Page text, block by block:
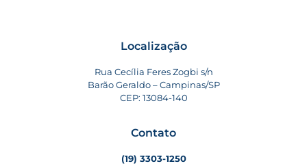
Localização
Rua Cecília Feres Zogbi s/n
Barão Geraldo – Campinas/SP
CEP: 13084-140
Contato
(19) 3303-1250